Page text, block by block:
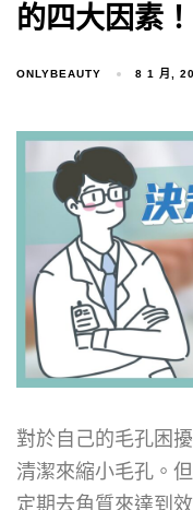
的四大因素！
ONLYBEAUTY 8 1 月,
對於自己的毛孔困
清潔來縮小毛孔。
定期去角質來達到